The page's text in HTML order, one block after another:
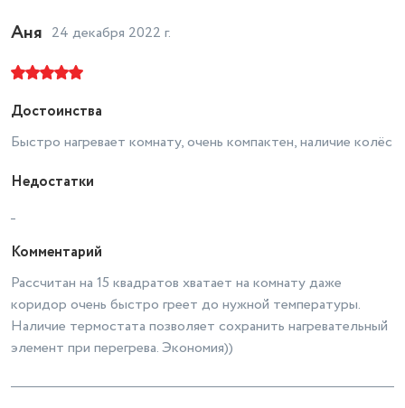
Аня 24 декабря 2022 г.
Достоинства
Быстро нагревает комнату, очень компактен, наличие колёс
Недостатки
Комментарий
Рассчитан на 15 квадратов хватает на комнату даже
коридор очень быстро греет до нужной температуры.
Наличие термостата позволяет сохранить нагревательный
элемент при перегрева. Экономия))